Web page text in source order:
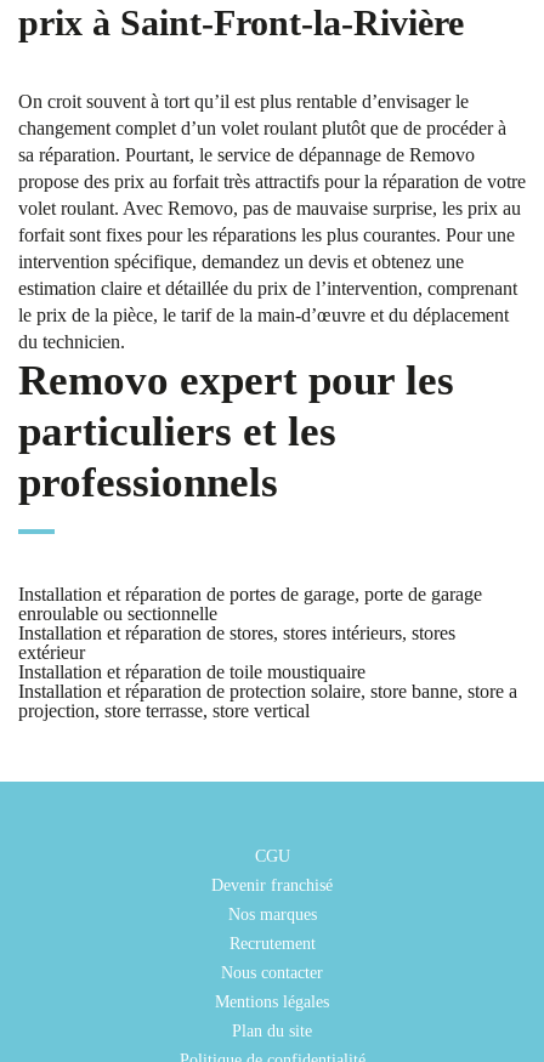
prix à Saint-Front-la-Rivière
On croit souvent à tort qu’il est plus rentable d’envisager le
changement complet d’un volet roulant plutôt que de procéder à
sa réparation. Pourtant, le service de dépannage de Removo
propose des prix au forfait très attractifs pour la réparation de votre
volet roulant. Avec Removo, pas de mauvaise surprise, les prix au
forfait sont fixes pour les réparations les plus courantes. Pour une
intervention spécifique, demandez un devis et obtenez une
estimation claire et détaillée du prix de l’intervention, comprenant
le prix de la pièce, le tarif de la main-d’œuvre et du déplacement
du technicien.
Removo expert pour les
particuliers et les
professionnels
Installation et réparation de portes de garage, porte de garage
enroulable ou sectionnelle
Installation et réparation de stores, stores intérieurs, stores
extérieur
Installation et réparation de toile moustiquaire
Installation et réparation de protection solaire, store banne, store a
projection, store terrasse, store vertical
CGU
Devenir franchisé
Nos marques
Recrutement
Nous contacter
Mentions légales
Plan du site